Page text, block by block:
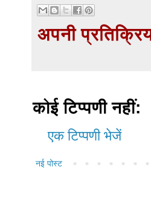
अपनी
कोई टिप्पणी नहीं:
एक टिप्पणी भेजें
नई पोस्ट